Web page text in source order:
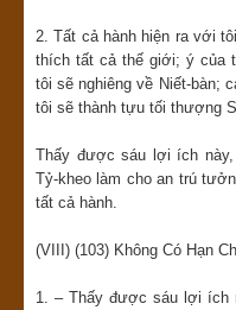
2. Tất cả hành hiện ra với
thích tất cả thế giới; ý của
tôi sẽ nghiêng về Niết-bàn;
tôi sẽ thành tựu tối thượng
Thấy được sáu lợi ích
Tỷ-kheo làm cho an trú
tất cả hành.
(VIII) (103) Không Có Hạn
1. – Thấy được sáu lợi ích